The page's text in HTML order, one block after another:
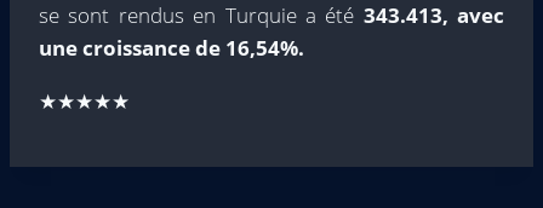
se sont rendus en Turquie a été 343.413, avec
une croissance de 16,54%.
★★★★★